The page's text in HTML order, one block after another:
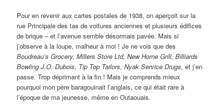
Pour en revenir aux cartes postales de 1938, on aperçoit sur la
rue Principale des tas de voitures anciennes et plusieurs édifices
de brique – et l’avenue semble désormais pavée. Mais si
j’observe à la loupe, malheur à moi ! Je ne vois que des
Boudreau’s Grocery, Millers Store Ltd, New Horne Grill, Billiards
Bowling J.O. Dubois, Tip Top Tailors, Nyak Service Drugs,et j’en
passe. Trop déprimant à la fin ! Mais je comprends mieux
pourquoi mon père baragouinait l’anglais, ce qui était rare à
l’époque de ma jeunesse, même en Outaouais.